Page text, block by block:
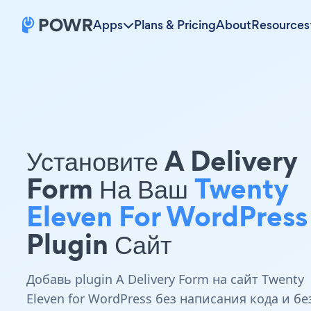
Apps Plans & PricingAboutResources
Установите A Delivery
Form На ВашTwenty
Eleven For WordPress
Plugin Сайт
Добавь plugin A Delivery Form на сайт Twenty
Eleven for WordPress без написания кода и